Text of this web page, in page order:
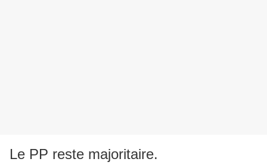
Le PP reste majoritaire.